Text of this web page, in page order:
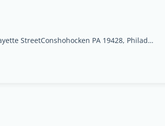
1207 Fayette StreetConshohocken PA 19428, Philadelphie, Pennsylvanie